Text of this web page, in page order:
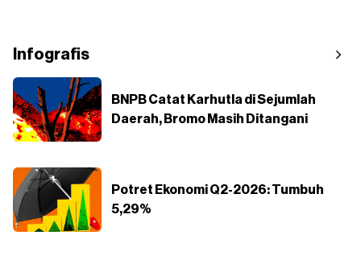
Infografis
BNPB Catat Karhutla di Sejumlah
Daerah, Bromo Masih Ditangani
Potret Ekonomi Q2-2026: Tumbuh
5,29%